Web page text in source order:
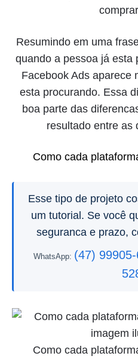
Resumindo em uma
quando a pessoa já esta
Facebook Ads aparece
esta procurando. Essa
boa parte das
resultado entre as
Como cada
Esse tipo de projeto
um tutorial. Se você
seguranca e prazo,
WhatsApp: (47)
Como cada